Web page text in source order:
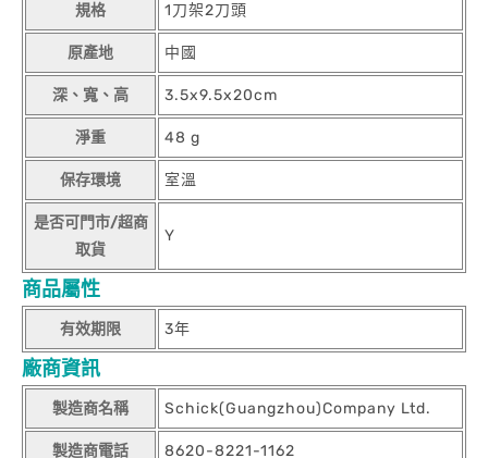
規格 1刀架2刀頭
原產地 中國
深、寬、高 3.5x9.5x20cm
淨重 48 g
保存環境 室溫
是否可門市/超商
取貨
Y
商品屬性
有效期限 3年
廠商資訊
製造商名稱 Schick(Guangzhou)Company Ltd.
製造商電話 8620-8221-1162